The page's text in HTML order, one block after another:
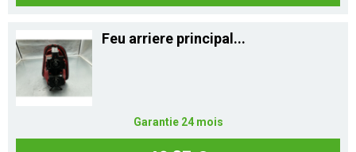
Feu arriere principal...
Garantie 24 mois